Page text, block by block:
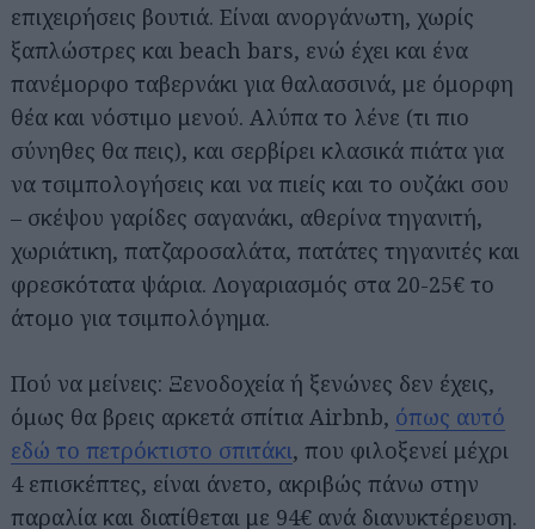
επιχειρήσεις βουτιά. Είναι ανοργάνωτη, χωρίς
ξαπλώστρες και beach bars, ενώ έχει και ένα
πανέμορφο ταβερνάκι για θαλασσινά, με όμορφη
θέα και νόστιμο μενού. Αλύπα το λένε (τι πιο
σύνηθες θα πεις), και σερβίρει κλασικά πιάτα για
να τσιμπολογήσεις και να πιείς και το ουζάκι σου
– σκέψου γαρίδες σαγανάκι, αθερίνα τηγανιτή,
χωριάτικη, πατζαροσαλάτα, πατάτες τηγανιτές και
φρεσκότατα ψάρια. Λογαριασμός στα 20-25€ το
άτομο για τσιμπολόγημα.
Πού να μείνεις: Ξενοδοχεία ή ξενώνες δεν έχεις,
όμως θα βρεις αρκετά σπίτια Airbnb, όπως αυτό
εδώ το πετρόκτιστο σπιτάκι, που φιλοξενεί μέχρι
4 επισκέπτες, είναι άνετο, ακριβώς πάνω στην
παραλία και διατίθεται με 94€ ανά διανυκτέρευση.